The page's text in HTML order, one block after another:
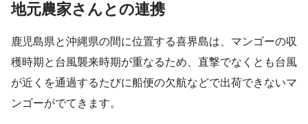
地元農家さんとの連携
鹿児島県と沖縄県の間に位置する喜界島は、マンゴーの収
穫時期と台風襲来時期が重なるため、直撃でなくとも台風
が近くを通過するたびに船便の欠航などで出荷できないマ
ンゴーがでてきます。